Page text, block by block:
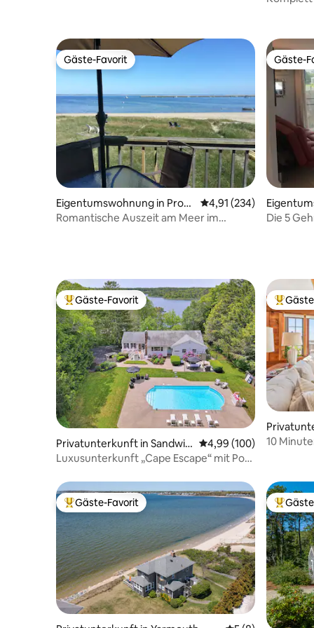
Gäste-Favorit
Gäste-Favorit
Eigentumswohnung in Provi
ncetown
Durchschnittliche
4,91 (234)
Romantische Auszeit am Meer im
Gäste-
Gäste-
nis
Die 5
Beliebter Gäste-Favorit.
Gäste-Favorit
Privatunterkunft in Sandwic
h
Durchschnittliche
4,99 (100)
Luxusunterkunft „Cape Escape“ mit Pool
10
Beliebter Gäste-Favorit.
Gäste-Favorit